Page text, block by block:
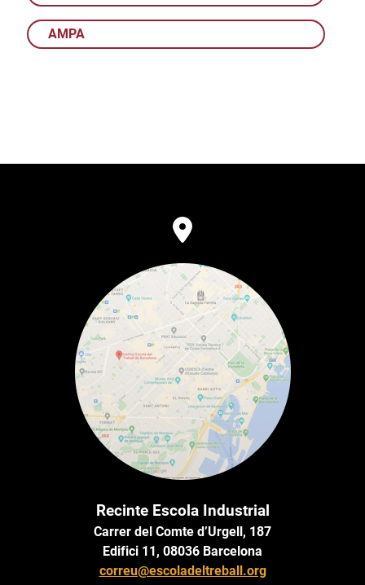
AMPA
Recinte Escola Industrial
Carrer del Comte d’Urgell, 187
Edifici 11, 08036 Barcelona
correu@escoladeltreball.org